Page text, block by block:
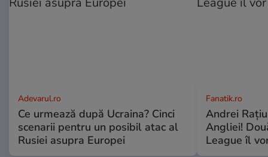
Adevarul.ro
Ce urmează după Ucraina? Cinci
scenarii pentru un posibil atac al
Rusiei asupra Europei
Fanatik.ro
Andrei
Angliei!
League îl